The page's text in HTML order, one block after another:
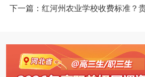
下一篇：红河州农业学校收费标准？